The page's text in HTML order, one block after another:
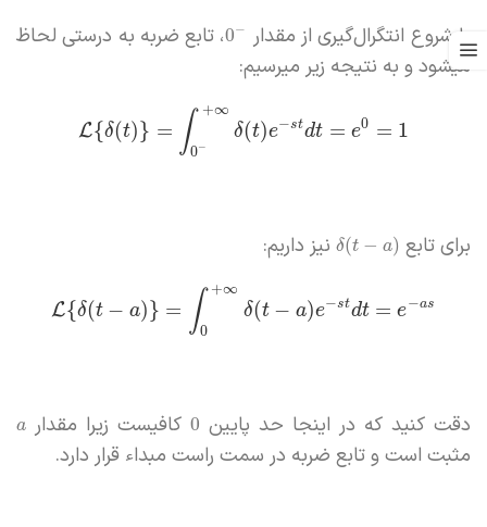
با شروع انتگرال‌گیری از مقدار 0−
، تابع ضربه به درستی لحاظ
میشود و به نتیجه زیر میرسیم:
L{δ(t)} = ∫ +∞
0−
δ(t)e−stdt = e0 = 1
برای تابع δ(t − a) نیز داریم:
L{δ(t − a)} = ∫ +∞
0
δ(t − a)e−stdt = e−as
دقت کنید که در اینجا حد پایین 0کافیست زیرا مقدار a
مثبت است و تابع ضربه در سمت راست مبداء قرار دارد.